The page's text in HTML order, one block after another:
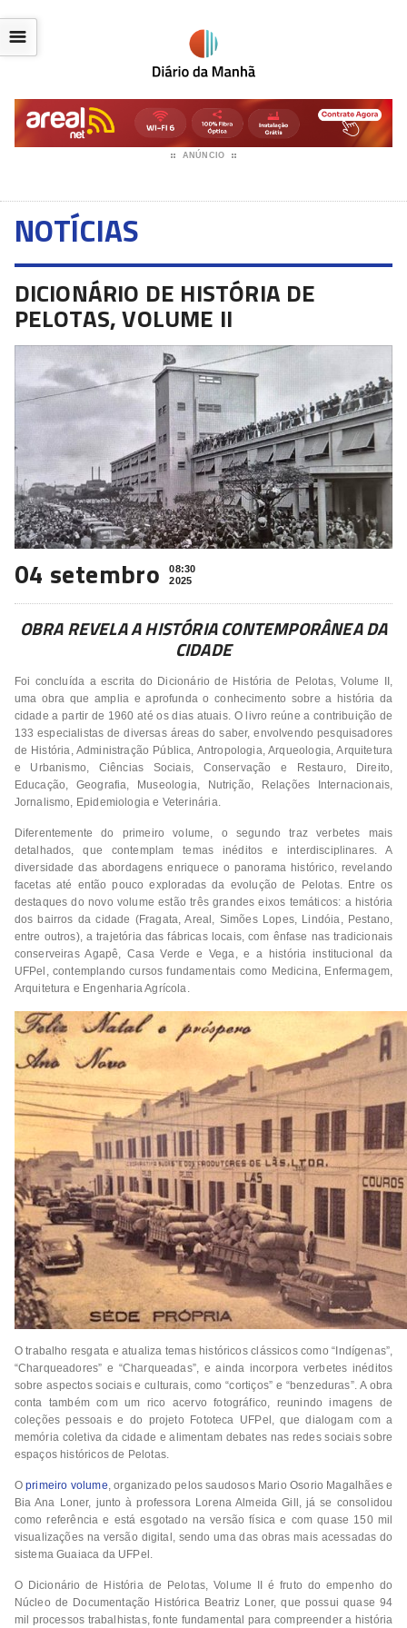
ANÚNCIO
☰
NOTÍCIAS
DICIONÁRIO DE HISTÓRIA DE
PELOTAS, VOLUME II
04 setembro
08:30
2025
OBRA REVELA A HISTÓRIA CONTEMPORÂNEA DA
CIDADE
Foi concluída a escrita do Dicionário de História de Pelotas, Volume II,
uma obra que amplia e aprofunda o conhecimento sobre a história da
cidade a partir de 1960 até os dias atuais. O livro reúne a contribuição de
133 especialistas de diversas áreas do saber, envolvendo pesquisadores
de História, Administração Pública, Antropologia, Arqueologia, Arquitetura
e Urbanismo, Ciências Sociais, Conservação e Restauro, Direito,
Educação, Geografia, Museologia, Nutrição, Relações Internacionais,
Jornalismo, Epidemiologia e Veterinária.
Diferentemente do primeiro volume, o segundo traz verbetes mais
detalhados, que contemplam temas inéditos e interdisciplinares. A
diversidade das abordagens enriquece o panorama histórico, revelando
facetas até então pouco exploradas da evolução de Pelotas. Entre os
destaques do novo volume estão três grandes eixos temáticos: a história
dos bairros da cidade (Fragata, Areal, Simões Lopes, Lindóia, Pestano,
entre outros), a trajetória das fábricas locais, com ênfase nas tradicionais
conserveiras Agapê, Casa Verde e Vega, e a história institucional da
UFPel, contemplando cursos fundamentais como Medicina, Enfermagem,
Arquitetura e Engenharia Agrícola.
O trabalho resgata e atualiza temas históricos clássicos como “Indígenas”,
“Charqueadores” e “Charqueadas”, e ainda incorpora verbetes inéditos
sobre aspectos sociais e culturais, como “cortiços” e “benzeduras”. A obra
conta também com um rico acervo fotográfico, reunindo imagens de
coleções pessoais e do projeto Fototeca UFPel, que dialogam com a
memória coletiva da cidade e alimentam debates nas redes sociais sobre
espaços históricos de Pelotas.
Oprimeiro volume, organizado pelos saudosos Mario Osorio Magalhães e
Bia Ana Loner, junto à professora Lorena Almeida Gill, já se consolidou
como referência e está esgotado na versão física e com quase 150 mil
visualizações na versão digital, sendo uma das obras mais acessadas do
sistema Guaiaca da UFPel.
O Dicionário de História de Pelotas, Volume II é fruto do empenho do
Núcleo de Documentação Histórica Beatriz Loner, que possui quase 94
mil processos trabalhistas, fonte fundamental para compreender a história